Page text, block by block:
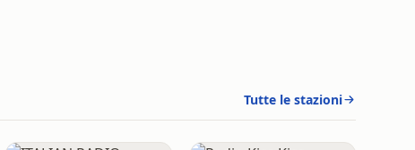
Tutte le stazioni